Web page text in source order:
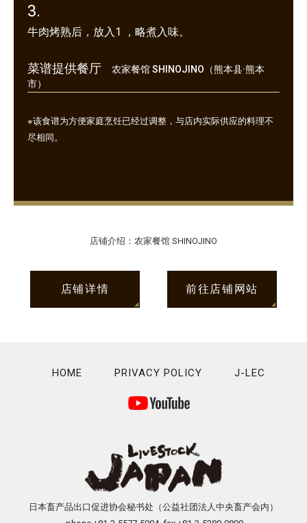
3.
牛肉烤熟后，放入1 ，略煮入味。
菜谱提供餐厅
农家餐馆 SHINOJINO（熊本县·熊本
市）
※该食谱为方便家庭烹饪已经过调整，与店内实际供应的料理不
尽相同。
店铺介绍：农家餐馆 SHINOJINO
店铺详情 前往店铺网站
HOME PRIVACY POLICY J-LEC
日本畜产品出口促进协会秘书处（公益社团法人中央畜产会内）